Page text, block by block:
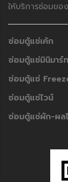
ให้บริการซ่อมขอ
ซ่อมตู้แช่เค้ก
ซ่อมตู้แช่มินิมาร์ท
ซ่อมตู้แช่
ซ่อมตู้แช่ไวน์
ซ่อมตู้แช่ผัก-ผล